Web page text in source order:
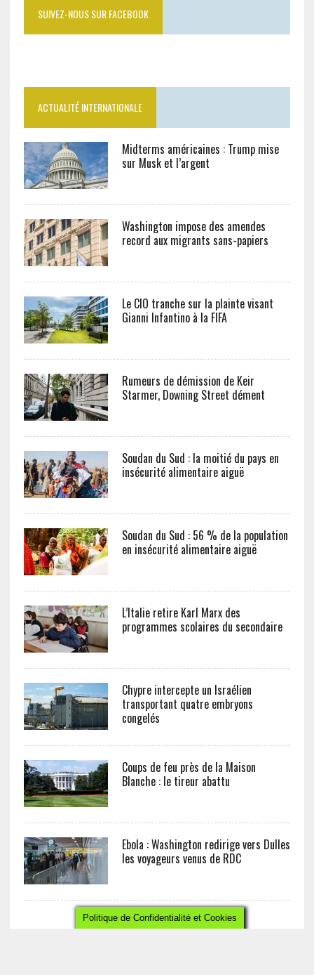
SUIVEZ-NOUS SUR FACEBOOK
ACTUALITÉ INTERNATIONALE
Midterms américaines : Trump mise
sur Musk et l’argent
Washington impose des amendes
record aux migrants sans-papiers
Le CIO tranche sur la plainte visant
Gianni Infantino à la FIFA
Rumeurs de démission de Keir
Starmer, Downing Street dément
Soudan du Sud : la moitié du pays en
insécurité alimentaire aiguë
Soudan du Sud : 56 % de la population
en insécurité alimentaire aiguë
L’Italie retire Karl Marx des
programmes scolaires du secondaire
Chypre intercepte un Israélien
transportant quatre embryons
congelés
Coups de feu près de la Maison
Blanche : le tireur abattu
Ebola : Washington redirige vers Dulles
les voyageurs venus de RDC
Politique de Confidentialité et Cookies